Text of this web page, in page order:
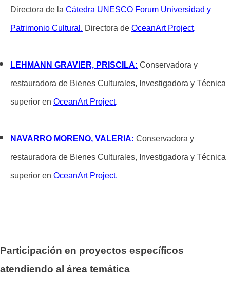
Directora de la Cátedra UNESCO Forum Universidad y
Patrimonio Cultural. Directora de OceanArt Project.
LEHMANN GRAVIER, PRISCILA: Conservadora y
restauradora de Bienes Culturales, Investigadora y Técnica
superior en OceanArt Project.
NAVARRO MORENO, VALERIA: Conservadora y
restauradora de Bienes Culturales, Investigadora y Técnica
superior en OceanArt Project.
Participación en proyectos específicos
atendiendo al área temática